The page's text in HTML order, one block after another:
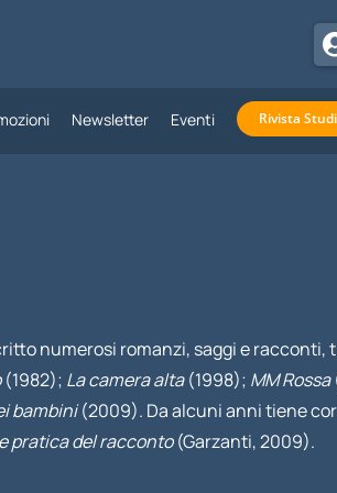
Newsletter Eventi Rivista
numerosi romanzi, saggi e racconti,
(1982); La camera alta(1998); MM Rossa
bambini(2009). Da alcuni anni tiene
pratica del racconto(Garzanti, 2009).